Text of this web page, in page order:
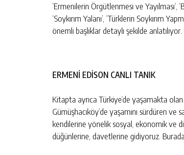
‘Ermenilerin Örgütlenmesi ve Yayılması’,
‘Soykırım Yalanı’, ‘Türklerin Soykırım
önemli başlıklar detaylı şekilde anlatılıyor.
ERMENİ EDİSON CANLI TANIK
Kitapta ayrıca Türkiye’de yaşamakta
Gümüşhacıköy’de yaşamını sürdüren
kendilerine yönelik sosyal, ekonomik ve
düğünlerine, davetlerine gidiyoruz.